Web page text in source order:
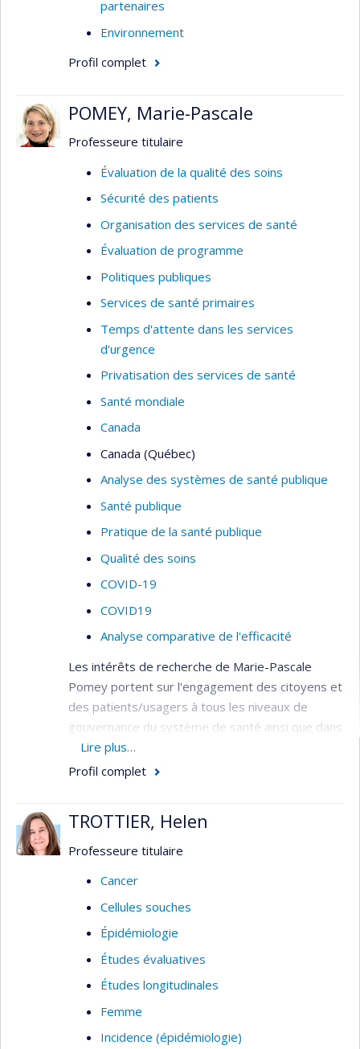
partenaires
Environnement
Profil complet
POMEY, Marie-Pascale
Professeure titulaire
Évaluation de la qualité des soins
Sécurité des patients
Organisation des services de santé
Évaluation de programme
Politiques publiques
Services de santé primaires
Temps d'attente dans les services
d'urgence
Privatisation des services de santé
Santé mondiale
Canada
Canada (Québec)
Analyse des systèmes de santé publique
Santé publique
Pratique de la santé publique
Qualité des soins
COVID-19
COVID19
Analyse comparative de l'efficacité
Les intérêts de recherche de Marie-Pascale
Pomey portent sur l'engagement des citoyens et
des patients/usagers à tous les niveaux de
gouvernance du système de santé ainsi que dans
l'évaluation des technologies et des pratiques de
pointe, la santé connectée et l'innovation et
soins dans les organisations de santé et d'autre
part l'expérience des citoyens, patients, usagers
programmes de qualité et sécurité dans les
établissements de santé canadiens et sur
l’impact de l'agrément sur ces établissements.
d'engager la population dans le cadre de la
pandémie de la COVID-19. Elle s’intéresse aussi
aux comparaisons internationales des systèmes
Lire plus…
Profil complet
TROTTIER, Helen
Professeure titulaire
Cancer
Cellules souches
Épidémiologie
Études évaluatives
Études longitudinales
Femme
Incidence (épidémiologie)